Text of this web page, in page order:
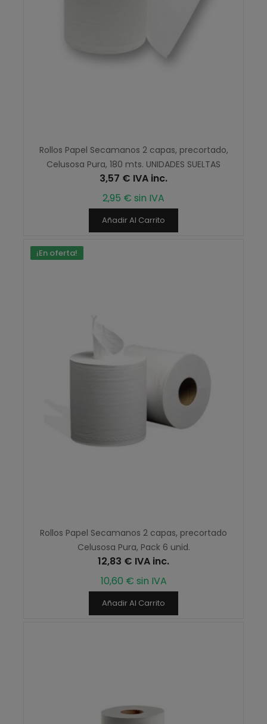
Rollos Papel Secamanos 2 capas, precortado,
Celusosa Pura, 180 mts. UNIDADES SUELTAS
3,57 € IVA inc.
2,95 € sin IVA
Añadir Al Carrito
¡En oferta!
Rollos Papel Secamanos 2 capas, precortado
Celusosa Pura, Pack 6 unid.
12,83 € IVA inc.
10,60 € sin IVA
Añadir Al Carrito